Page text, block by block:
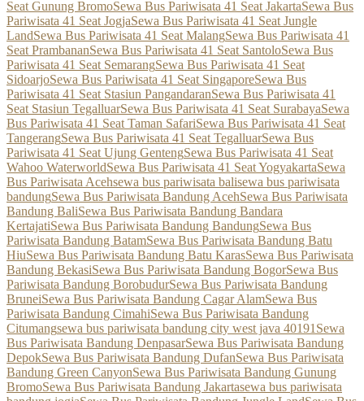
Seat Gunung BromoSewa Bus Pariwisata 41 Seat JakartaSewa Bus
Pariwisata 41 Seat JogjaSewa Bus Pariwisata 41 Seat Jungle
LandSewa Bus Pariwisata 41 Seat MalangSewa Bus Pariwisata 41
Seat PrambananSewa Bus Pariwisata 41 Seat SantoloSewa Bus
Pariwisata 41 Seat SemarangSewa Bus Pariwisata 41 Seat
SidoarjoSewa Bus Pariwisata 41 Seat SingaporeSewa Bus
Pariwisata 41 Seat Stasiun PangandaranSewa Bus Pariwisata 41
Seat Stasiun TegalluarSewa Bus Pariwisata 41 Seat SurabayaSewa
Bus Pariwisata 41 Seat Taman SafariSewa Bus Pariwisata 41 Seat
TangerangSewa Bus Pariwisata 41 Seat TegalluarSewa Bus
Pariwisata 41 Seat Ujung GentengSewa Bus Pariwisata 41 Seat
Wahoo WaterworldSewa Bus Pariwisata 41 Seat YogyakartaSewa
Bus Pariwisata Acehsewa bus pariwisata balisewa bus pariwisata
bandungSewa Bus Pariwisata Bandung AcehSewa Bus Pariwisata
Bandung BaliSewa Bus Pariwisata Bandung Bandara
KertajatiSewa Bus Pariwisata Bandung BandungSewa Bus
Pariwisata Bandung BatamSewa Bus Pariwisata Bandung Batu
HiuSewa Bus Pariwisata Bandung Batu KarasSewa Bus Pariwisata
Bandung BekasiSewa Bus Pariwisata Bandung BogorSewa Bus
Pariwisata Bandung BorobudurSewa Bus Pariwisata Bandung
BruneiSewa Bus Pariwisata Bandung Cagar AlamSewa Bus
Pariwisata Bandung CimahiSewa Bus Pariwisata Bandung
Citumangsewa bus pariwisata bandung city west java 40191Sewa
Bus Pariwisata Bandung DenpasarSewa Bus Pariwisata Bandung
DepokSewa Bus Pariwisata Bandung DufanSewa Bus Pariwisata
Bandung Green CanyonSewa Bus Pariwisata Bandung Gunung
BromoSewa Bus Pariwisata Bandung Jakartasewa bus pariwisata